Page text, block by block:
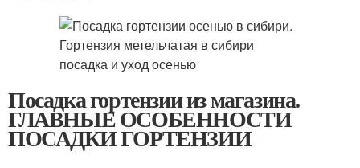
Посадка гортензии из магазина.
ГЛАВНЫЕ ОСОБЕННОСТИ
ПОСАДКИ ГОРТЕНЗИИ